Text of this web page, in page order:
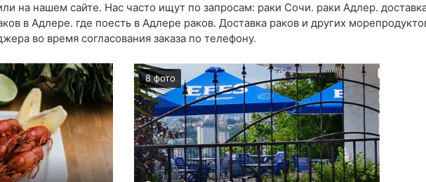
на нашем сайте. Нас часто ищут по запросам: раки Сочи. раки Адлер.
в Адлере. где поесть в Адлере раков. Доставка раков и других
во время согласования заказа по телефону.
8 фото